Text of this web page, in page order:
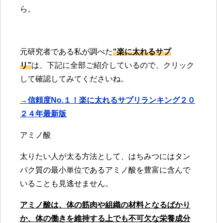
ら。
元研究者である私が調べた“楽に太れるサプ
リ”は、下記に全部ご紹介しているので、クリック
して確認してみてくださいね。
→信頼度No.１！楽に太れるサプリランキング２０
２４年最新版
アミノ酸
太りたい人が太る方法として、はちみつにはタン
パク質の最小単位であるアミノ酸を豊富に含んで
いることも見逃せません。
アミノ酸は、体の筋肉や組織の材料となるばかり
か、体の働きを維持する上でも不可欠な栄養成分